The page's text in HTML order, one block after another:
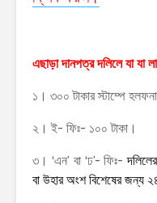
এছাড়া দানপত্র দলিলে যা যা
১। ৩০০ টাকার স্টাম্পে
২। ই- ফিঃ- ১০০ টাকা।
৩। ‘এন’ বা ‘ঢ’- ফিঃ-
বা উহার অংশ বিশেষের জন্য